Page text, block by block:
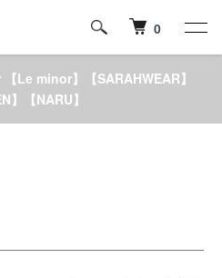
0
Le minor】【SARAHWEAR】
】【NARU】